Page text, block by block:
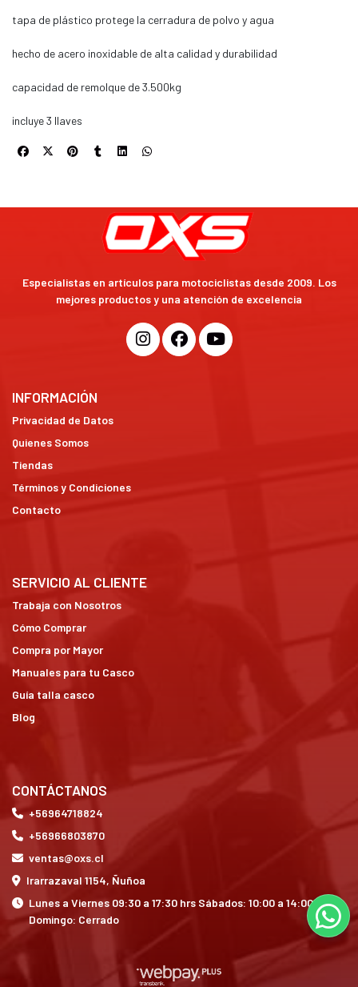
tapa de plástico protege la cerradura de polvo y agua
hecho de acero inoxidable de alta calidad y durabilidad
capacidad de remolque de 3.500kg
incluye 3 llaves
Especialistas en artículos para motociclistas desde 2009. Los
mejores productos y una atención de excelencia
INFORMACIÓN
Privacidad de Datos
Quienes Somos
Tiendas
Términos y Condiciones
Contacto
SERVICIO AL CLIENTE
Trabaja con Nosotros
Cómo Comprar
Compra por Mayor
Manuales para tu Casco
Guía talla casco
Blog
CONTÁCTANOS
+56964718824
+56966803870
ventas@oxs.cl
Irarrazaval 1154, Ñuñoa
Lunes a Viernes 09:30 a 17:30 hrs Sábados: 10:00 a 14:00 hrs
Domingo: Cerrado